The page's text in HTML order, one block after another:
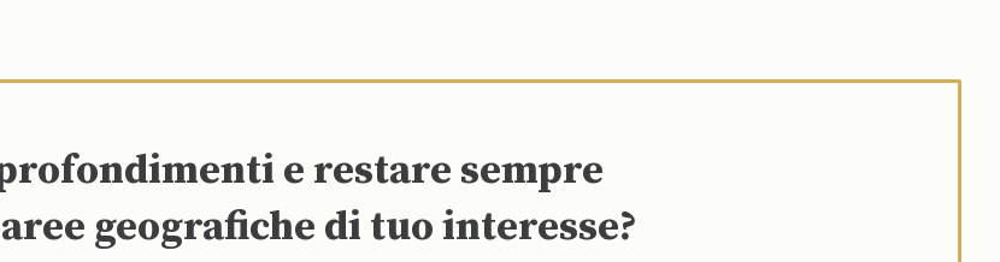
e restare sempre
geografiche di tuo interesse?